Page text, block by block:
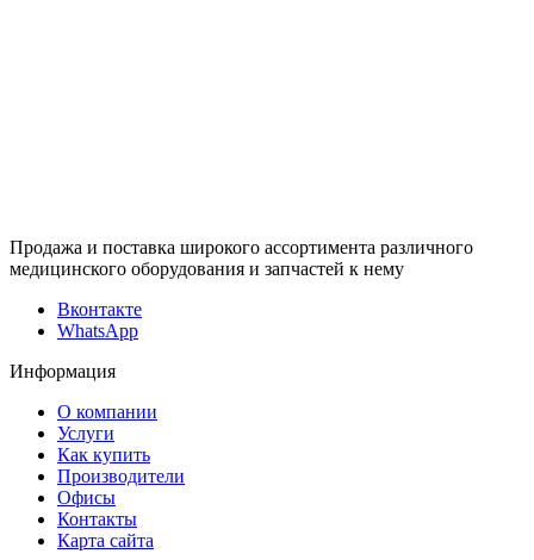
Продажа и поставка широкого ассортимента различного
медицинского оборудования и запчастей к нему
Вконтакте
WhatsApp
Информация
О компании
Услуги
Как купить
Производители
Офисы
Контакты
Карта сайта